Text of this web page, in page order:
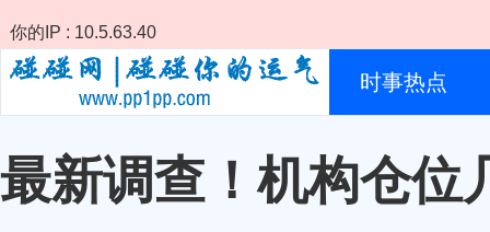
你的IP : 10.5.63.40
时事热点
最新调查！机构仓位